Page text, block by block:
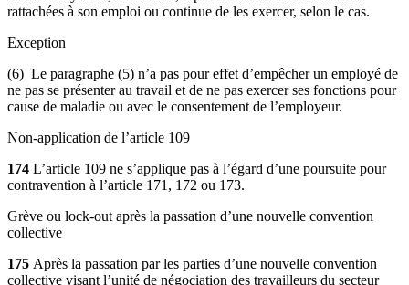
rattachées à son emploi ou continue de les exercer, selon le cas.
Exception
(6) Le paragraphe (5) n’a pas pour effet d’empêcher un employé de
ne pas se présenter au travail et de ne pas exercer ses fonctions pour
cause de maladie ou avec le consentement de l’employeur.
Non-application de l’article 109
174 L’article 109 ne s’applique pas à l’égard d’une poursuite pour
contravention à l’article 171, 172 ou 173.
Grève ou lock-out après la passation d’une nouvelle convention
collective
175 Après la passation par les parties d’une nouvelle convention
collective visant l’unité de négociation des travailleurs du secteur